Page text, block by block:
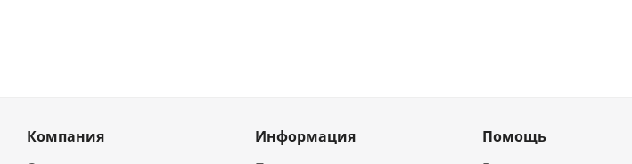
Компания Информация Помощь